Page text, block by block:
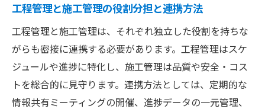
工程管理と施工管理の役割分担と連携方法
工程管理と施工管理は、それぞれ独立した役割を持ちな
がらも密接に連携する必要があります。工程管理はスケ
ジュールや進捗に特化し、施工管理は品質や安全・コス
トを総合的に見守ります。連携方法としては、定期的な
情報共有ミーティングの開催、進捗データの一元管理、